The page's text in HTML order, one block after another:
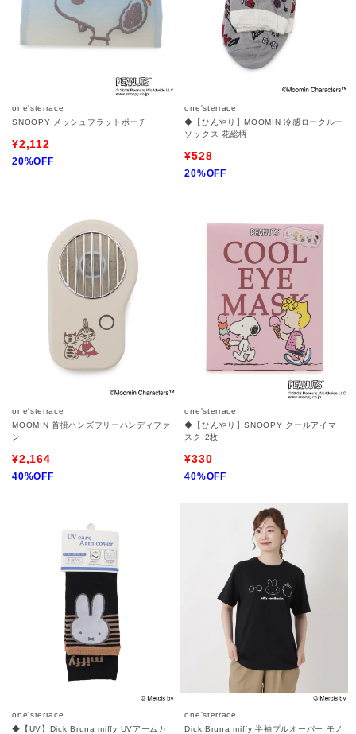
one'sterrace
SNOOPY メッシュフラットポーチ
¥2,112
20%OFF
one'sterrace
◆【ひんやり】MOOMIN 冷感ロークルー
ソックス 花総柄
¥528
20%OFF
one'sterrace
MOOMIN 首掛ハンズフリーハンディファ
ン
¥2,164
40%OFF
one'sterrace
◆【ひんやり】SNOOPY クールアイマ
スク 2枚
¥330
40%OFF
one'sterrace
◆【UV】Dick Bruna miffy UVアームカ
one'sterrace
Dick Bruna miffy 半袖プルオーバー モノ